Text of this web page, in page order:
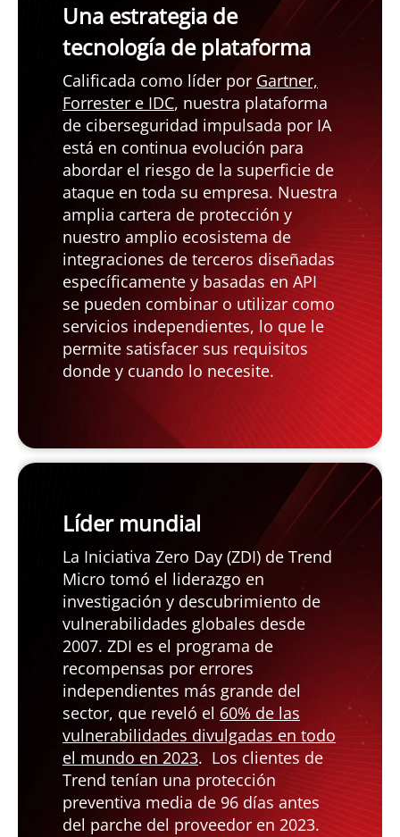
Una estrategia de
tecnología de plataforma
Calificada como líder por Gartner,
Forrester e IDC, nuestra plataforma
de ciberseguridad impulsada por IA
está en continua evolución para
abordar el riesgo de la superficie de
ataque en toda su empresa. Nuestra
amplia cartera de protección y
nuestro amplio ecosistema de
integraciones de terceros diseñadas
específicamente y basadas en API
se pueden combinar o utilizar como
servicios independientes, lo que le
permite satisfacer sus requisitos
donde y cuando lo necesite.
Líder mundial
La Iniciativa Zero Day (ZDI) de Trend
Micro tomó el liderazgo en
investigación y descubrimiento de
vulnerabilidades globales desde
2007. ZDI es el programa de
recompensas por errores
independientes más grande del
sector, que reveló el 60% de las
vulnerabilidades divulgadas en todo
el mundo en 2023
Open On A New Tab
. Los clientes de
Trend tenían una protección
preventiva media de 96 días antes
del parche del proveedor en 2023.